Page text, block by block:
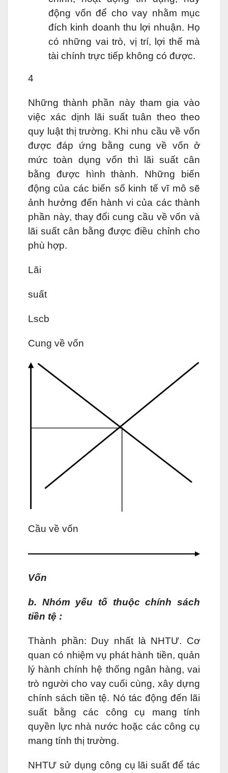
động vốn để cho vay nhằm mục
đích kinh doanh thu lợi nhuận. Họ
có những vai trò, vị trí, lợi thế mà
tài chính trực tiếp không có được.
4
Những thành phần này tham gia vào
việc xác dịnh lãi suất tuân theo theo
quy luật thị trường. Khi nhu cầu về vốn
được đáp ứng bằng cung về vốn ở
mức toàn dụng vốn thì lãi suất cân
bằng được hình thành. Những biến
động của các biến số kinh tế vĩ mô sẽ
ảnh hưởng đến hành vi của các thành
phần này, thay đổi cung cầu về vốn và
lãi suất cân bằng được điều chỉnh cho
phù hợp.
Lãi
suất
Lscb
Cung về vốn
Cầu về vốn
Vốn
b. Nhóm yếu tố thuộc chính sách
tiền tệ :
Thành phần: Duy nhất là NHTƯ. Cơ
quan có nhiệm vụ phát hành tiền, quản
lý hành chính hệ thống ngân hàng, vai
trò người cho vay cuối cùng, xây dựng
chính sách tiền tệ. Nó tác động đến lãi
suất bằng các công cụ mang tính
quyền lực nhà nước hoặc các công cụ
mang tính thị trường.
NHTƯ sử dụng công cụ lãi suất để tác